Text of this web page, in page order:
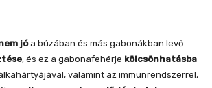
jóa búzában és más gabonákban levő
, és ez a gabonafehérje kölcsönhatásba
valamint az immunrendszerrel,